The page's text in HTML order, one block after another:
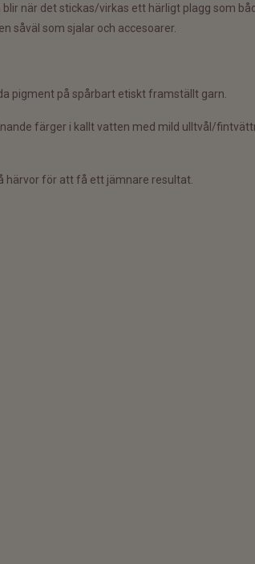
när det stickas/virkas ett härligt plagg som
såväl som sjalar och accesoarer.
pigment på spårbart etiskt framställt garn.
färger i kallt vatten med mild ulltvål/
härvor för att få ett jämnare resultat.